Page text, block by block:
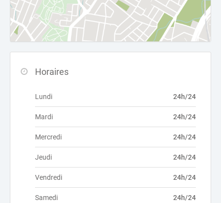
Horaires
Lundi 24h/24
Mardi 24h/24
Mercredi 24h/24
Jeudi 24h/24
Vendredi 24h/24
Samedi 24h/24